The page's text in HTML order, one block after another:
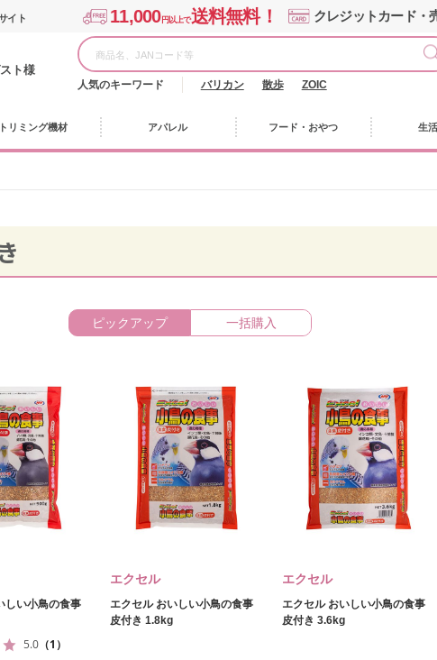
イト 11,000円以上で送料無料！ クレジットカード・
ト様
人気のキーワード バリカン 散歩 ZOIC
トリミング機材 アパレル フード・おやつ 生
ピックアップ 一括購入
しい小鳥の食事
5.0 （1）
エクセル
エクセル おいしい小鳥の食事
皮付き 1.8kg
エクセル
エクセル おいしい小鳥の食事
皮付き 3.6kg